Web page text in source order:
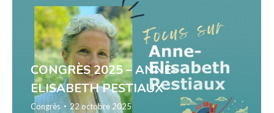
CONGRÈS 2025 – ANNE-
ELISABETH PESTIAUX
Congrès 22 octobre 2025